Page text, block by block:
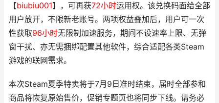
【biubiu001】，可再获72小时运用权。该兑换码面给全部
用户放开，不限新老账号。两项权益叠加后，用户可一次
性获取96小时无限制加速服务，期间不设速率上限、无弹
窗干扰、亦无需捆绑配置其他软件，综合适配各类Steam
游戏的联网需求。
本次Steam夏季特卖将于7月9日准时结束，届时全部参和
商品将恢复原始售价，促销专题页也将同步下线。请务必